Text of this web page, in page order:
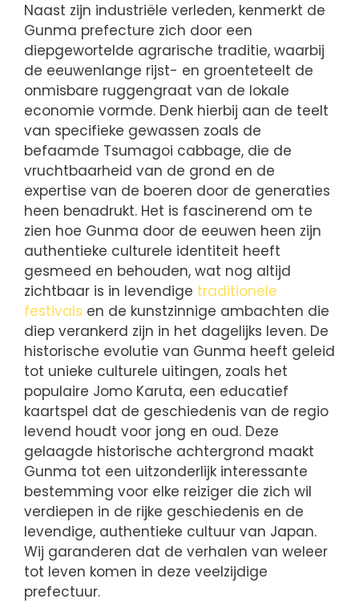
Naast zijn industriële verleden, kenmerkt de
Gunma prefecture zich door een
diepgewortelde agrarische traditie, waarbij
de eeuwenlange rijst- en groenteteelt de
onmisbare ruggengraat van de lokale
economie vormde. Denk hierbij aan de teelt
van specifieke gewassen zoals de
befaamde Tsumagoi cabbage, die de
vruchtbaarheid van de grond en de
expertise van de boeren door de generaties
heen benadrukt. Het is fascinerend om te
zien hoe Gunma door de eeuwen heen zijn
authentieke culturele identiteit heeft
gesmeed en behouden, wat nog altijd
zichtbaar is in levendige traditionele
festivals en de kunstzinnige ambachten die
diep verankerd zijn in het dagelijks leven. De
historische evolutie van Gunma heeft geleid
tot unieke culturele uitingen, zoals het
populaire Jomo Karuta, een educatief
kaartspel dat de geschiedenis van de regio
levend houdt voor jong en oud. Deze
gelaagde historische achtergrond maakt
Gunma tot een uitzonderlijk interessante
bestemming voor elke reiziger die zich wil
verdiepen in de rijke geschiedenis en de
levendige, authentieke cultuur van Japan.
Wij garanderen dat de verhalen van weleer
tot leven komen in deze veelzijdige
prefectuur.